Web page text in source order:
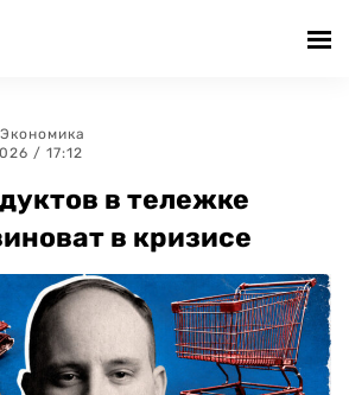
Экономика
/ 17:12
в тележке
в кризисе